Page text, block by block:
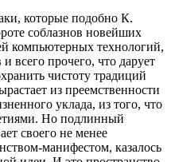
которые подобно К.
соблазнов новейших
компьютерных технологий,
всего прочего, что дарует
чистоту традиций
из преемственности
уклада, из того, что
Но подлинный
своего не менее
манифестом, казалось